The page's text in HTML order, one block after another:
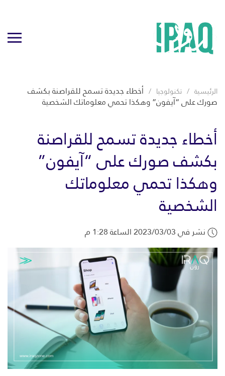
الرئيسية تكنولوجيا أخطاء جديدة تسمح للقراصنة بكشف
صورك على “آيفون” وهكذا تحمي معلوماتك الشخصية
أخطاء جديدة تسمح للقراصنة
بكشف صورك على “آيفون”
وهكذا تحمي معلوماتك
الشخصية
نشر في 2023/03/03 الساعة 1:28 م